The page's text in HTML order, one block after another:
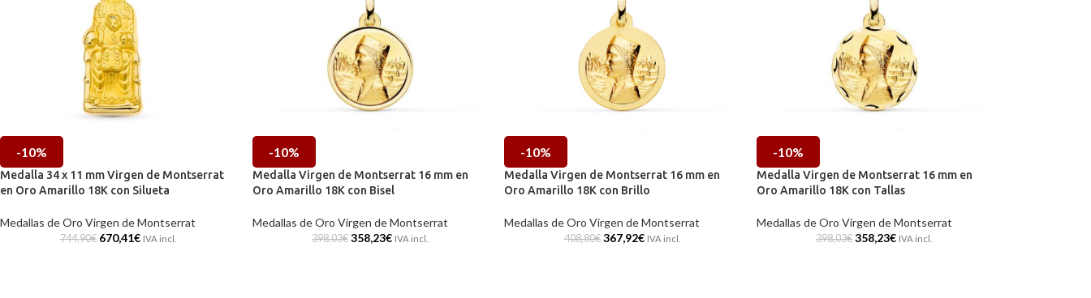
-10%
Medalla 34 x 11 mm Virgen de Montserrat
en Oro Amarillo 18K con Silueta
Medallas de Oro Virgen de Montserrat
744,90€ 670,41€ IVA incl.
-10%
Medalla Virgen de Montserrat 16 mm en
Oro Amarillo 18K con Bisel
Medallas de Oro Virgen de Montserrat
398,03€ 358,23€ IVA incl.
-10%
Medalla Virgen de Montserrat 16 mm en
Oro Amarillo 18K con Brillo
Medallas de Oro Virgen de Montserrat
408,80€ 367,92€ IVA incl.
-10%
Medalla Virgen de Montserrat 16 mm en
Oro Amarillo 18K con Tallas
Medallas de Oro Virgen de Montserrat
398,03€ 358,23€ IVA incl.